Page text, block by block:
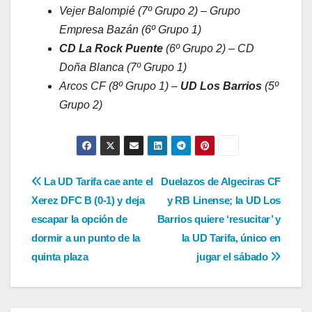
Vejer Balompié (7º Grupo 2) – Grupo
Empresa Bazán (6º Grupo 1)
CD La Rock Puente (6º Grupo 2) – CD
Doña Blanca (7º Grupo 1)
Arcos CF (8º Grupo 1) – UD Los Barrios (5º
Grupo 2)
Navegación
de
entradas
Duelazos de Algeciras CF
y RB Linense; la UD Los
Barrios quiere ‘resucitar’ y
la UD Tarifa, único en
jugar el sábado
La UD Tarifa cae ante el
Xerez DFC B (0-1) y deja
escapar la opción de
dormir a un punto de la
quinta plaza